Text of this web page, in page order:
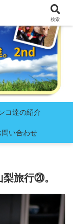
コ達の紹介
問い合わせ
旅行⑳。
検索